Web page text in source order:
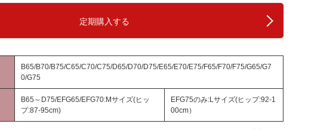
定期購入する
B65/B70/B75/C65/C70/C75/D65/D70/D75/E65/E70/E75/F65/F70/F75/G65/G7
0/G75
B65～D75/EFG65/EFG70:Mサイズ(ヒッ
プ:87-95cm)
EFG75のみ:Lサイズ(ヒップ:92-1
00cm）